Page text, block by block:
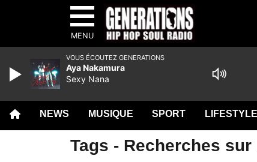
MENU
NEWS MUSIQUE SPORT LIFESTYLE
Tags - Recherches
VOUS ÉCOUTEZ GENERATIONS
Aya Nakamura
Sexy Nana